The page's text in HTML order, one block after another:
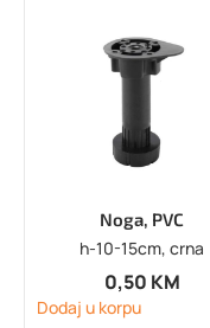
Noga, PVC
h-10-15cm, crna
0,50 KM
Dodaj u korpu